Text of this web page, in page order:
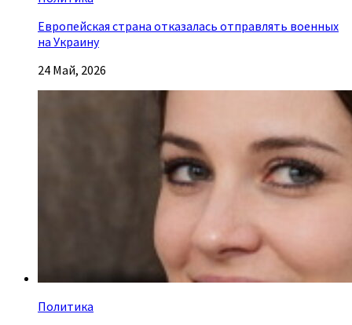
Европейская страна отказалась отправлять военных
на Украину
24 Май, 2026
Политика